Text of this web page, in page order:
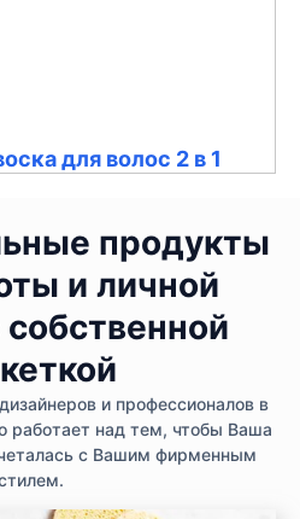
для волос 2 в 1
продукты
и личной
и профессионалов в
работает над тем, чтобы Ваша
с Вашим фирменным